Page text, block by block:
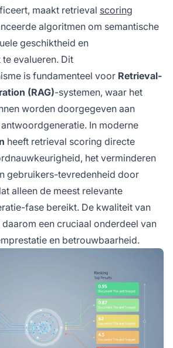
maakt retrieval scoring
algoritmen om semantische
geschiktheid en
evalueren. Dit
is fundamenteel voor Retrieval-
(RAG)-systemen, waar het
worden doorgegeven aan
In moderne
heeft retrieval scoring directe
het verminderen
gebruikers-tevredenheid door
alleen de meest relevante
fase bereikt. De kwaliteit van
een cruciaal onderdeel van
en betrouwbaarheid.